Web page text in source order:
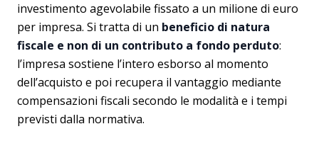
investimento agevolabile fissato a un milione di euro
per impresa. Si tratta di un beneficio di natura
fiscale e non di un contributo a fondo perduto:
l’impresa sostiene l’intero esborso al momento
dell’acquisto e poi recupera il vantaggio mediante
compensazioni fiscali secondo le modalità e i tempi
previsti dalla normativa.